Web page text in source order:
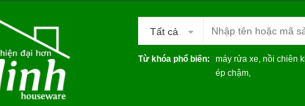
Tất cả
Từ khóa phổ biến: máy rửa xe, nồi chiên
ép chậm,